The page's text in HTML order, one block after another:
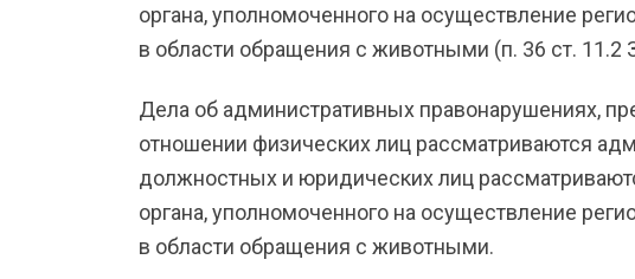
органа, уполномоченного на осуществление
в области обращения с животными (п. 36 ст.
Дела об административных правонарушениях,
отношении физических лиц рассматриваются
должностных и юридических лиц
органа, уполномоченного на осуществление
в области обращения с животными.